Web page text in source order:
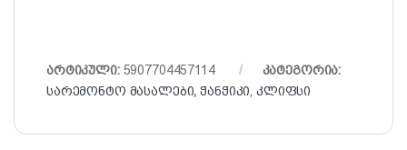
არტიკული: 5907704457114
კატეგორია:
სარემონტო მასალები,ჭანჭიკი, კლიფსი